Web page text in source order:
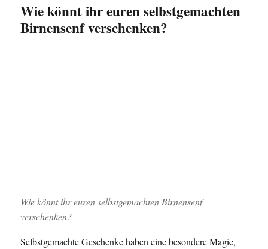
Wie könnt ihr euren selbstgemachten
Birnensenf verschenken?
Wie könnt ihr euren selbstgemachten Birnensenf
verschenken?
Selbstgemachte Geschenke haben eine besondere Magie,